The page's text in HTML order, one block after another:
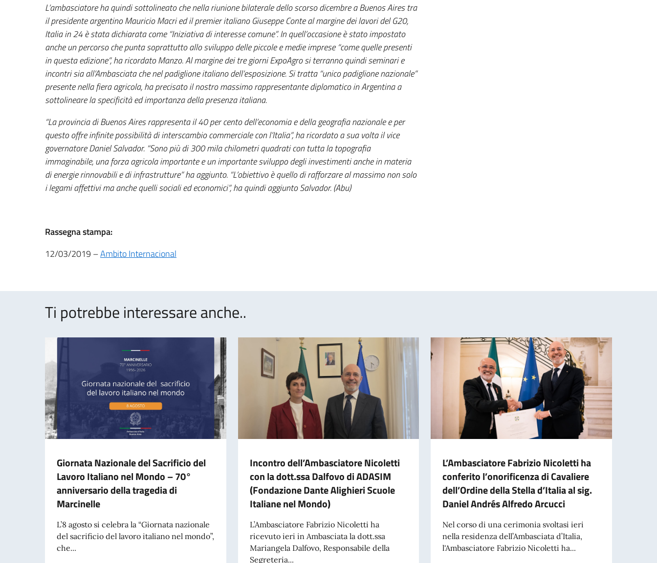
L’ambasciatore ha quindi sottolineato che nella riunione bilaterale dello scorso dicembre a Buenos Aires tra
il presidente argentino Mauricio Macri ed il premier italiano Giuseppe Conte al margine dei lavori del G20,
Italia in 24 è stata dichiarata come “Iniziativa di interesse comune”. In quell’occasione è stato impostato
anche un percorso che punta soprattutto allo sviluppo delle piccole e medie imprese “come quelle presenti
in questa edizione”, ha ricordato Manzo. Al margine dei tre giorni ExpoAgro si terranno quindi seminari e
incontri sia all’Ambasciata che nel padiglione italiano dell’esposizione. Si tratta “unico padiglione nazionale”
presente nella fiera agricola, ha precisato il nostro massimo rappresentante diplomatico in Argentina a
sottolineare la specificità ed importanza della presenza italiana.
“La provincia di Buenos Aires rappresenta il 40 per cento dell’economia e della geografia nazionale e per
questo offre infinite possibilità di interscambio commerciale con l’Italia”, ha ricordato a sua volta il vice
governatore Daniel Salvador. “Sono più di 300 mila chilometri quadrati con tutta la topografia
immaginabile, una forza agricola importante e un importante sviluppo degli investimenti anche in materia
di energie rinnovabili e di infrastrutture” ha aggiunto. “L’obiettivo è quello di rafforzare al massimo non solo
i legami affettivi ma anche quelli sociali ed economici”, ha quindi aggiunto Salvador. (Abu)
Rassegna stampa:
12/03/2019 –Ambito Internacional
Ti potrebbe interessare anche..
Giornata Nazionale del Sacrificio del
Lavoro Italiano nel Mondo – 70°
anniversario della tragedia di
Marcinelle
L’8 agosto si celebra la “Giornata nazionale
del sacrificio del lavoro italiano nel mondo”,
che...
Incontro dell’Ambasciatore Nicoletti
con la dott.ssa Dalfovo di ADASIM
(Fondazione Dante Alighieri Scuole
Italiane nel Mondo)
L’Ambasciatore Fabrizio Nicoletti ha
ricevuto ieri in Ambasciata la dott.ssa
Mariangela Dalfovo, Responsabile della
Segreteria...
L’Ambasciatore Fabrizio Nicoletti ha
conferito l’onorificenza di Cavaliere
dell’Ordine della Stella d’Italia al sig.
Daniel Andrés Alfredo Arcucci
Nel corso di una cerimonia svoltasi ieri
nella residenza dell’Ambasciata d’Italia,
l'Ambasciatore Fabrizio Nicoletti ha...